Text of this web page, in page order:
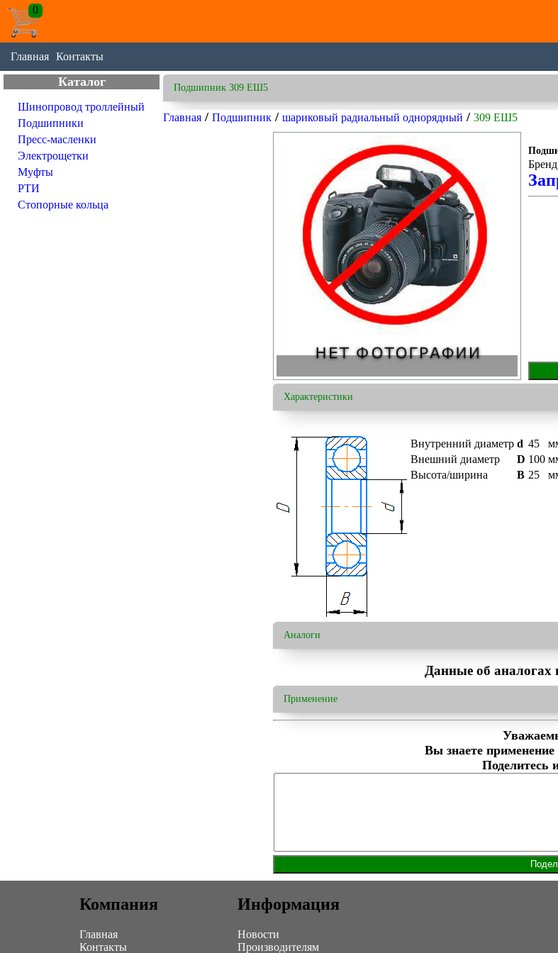
0
Главная Контакты
Каталог
Шинопровод троллейный
Подшипники
Пресс-масленки
Электрощетки
Муфты
РТИ
Стопорные кольца
Подшипник 309 ЕШ5
Главная / Подшипник / шариковый радиальный однорядный / 309 ЕШ5
Характеристики
Внутренний диаметр d 45
Внешний диаметр
D 100
Высота/ширина
B 25
Аналоги
Данные об аналогах
Применение
Вы знаете
Поделитесь
Компания
Главная
Контакты
Информация
Новости
Производителям